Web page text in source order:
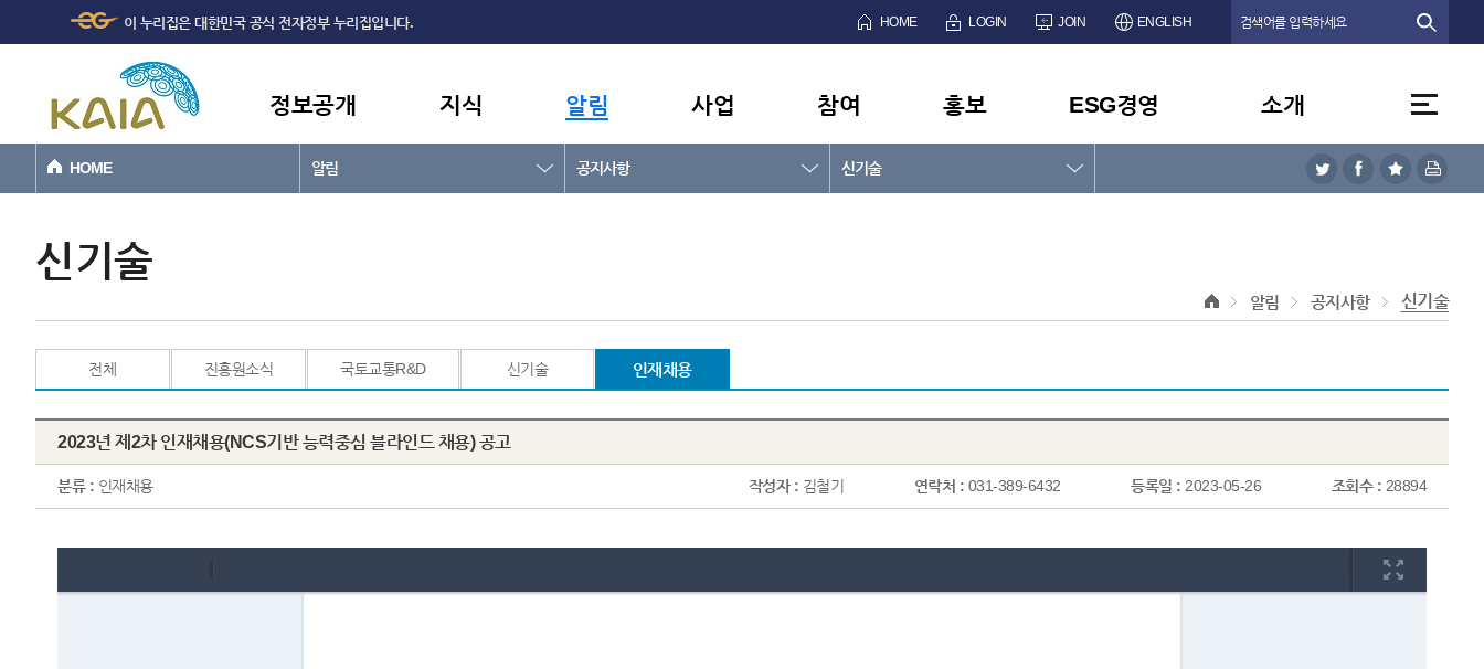
본문바로가기
이 누리집은 대한민국 공식 전자정부 누리집입니다. HOME LOGIN JOIN ENGLISH
정보공개 지식 알림 사업 참여 홍보 ESG경영 소개
HOME 알림 공지사항 신기술
신기술
알림 공지사항 신기술
전체 진흥원소식 국토교통R&D 신기술 인재채용
2023년 제2차 인재채용(NCS기반 능력중심 블라인드 채용) 공고
분류 : 인재채용 작성자 : 김철기 연락처 : 031-389-6432 등록일 : 2023-05-26 조회수 : 28894